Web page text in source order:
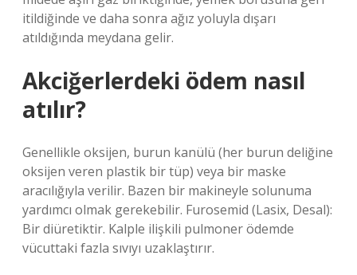
itildiğinde ve daha sonra ağız yoluyla dışarı
atıldığında meydana gelir.
Akciğerlerdeki ödem nasıl
atılır?
Genellikle oksijen, burun kanülü (her burun deliğine
oksijen veren plastik bir tüp) veya bir maske
aracılığıyla verilir. Bazen bir makineyle solunuma
yardımcı olmak gerekebilir. Furosemid (Lasix, Desal):
Bir diüretiktir. Kalple ilişkili pulmoner ödemde
vücuttaki fazla sıvıyı uzaklaştırır.